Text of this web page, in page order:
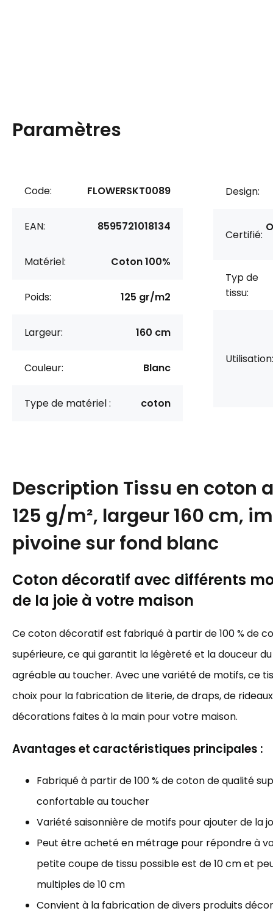
Paramètres
Code: FLOWERSKT0089
EAN: 8595721018134
Matériel: Coton 100%
Poids: 125 gr/m2
Largeur: 160 cm
Couleur: Blanc
Type de matériel : coton
Design:
Certifié:
Typ de
tissu:
Utilisation:
Description Tissu en coton
125 g/m², largeur 160 cm,
pivoine sur fond blanc
Coton décoratif avec différents
de la joie à votre maison
Ce coton décoratif est fabriqué à partir de 100 % de
supérieure, ce qui garantit la légèreté et la douceur
agréable au toucher. Avec une variété de motifs, ce
choix pour la fabrication de literie, de draps, de
décorations faites à la main pour votre maison.
Avantages et caractéristiques principales :
Fabriqué à partir de 100 % de coton de qualité
confortable au toucher
Variété saisonnière de motifs pour ajouter de la
Peut être acheté en métrage pour répondre à
petite coupe de tissu possible est de 10 cm et
multiples de 10 cm
Convient à la fabrication de divers produits